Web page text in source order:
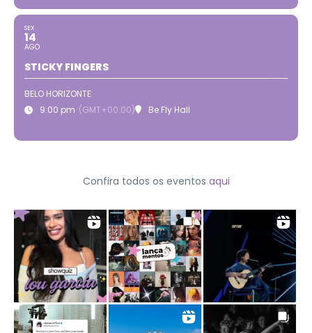
SEX
14
AGO
STICKY FINGERS
BELO HORIZONTE
9:00 pm (GMT+00:00) Be Fly Hall
Confira todos os eventos aqui